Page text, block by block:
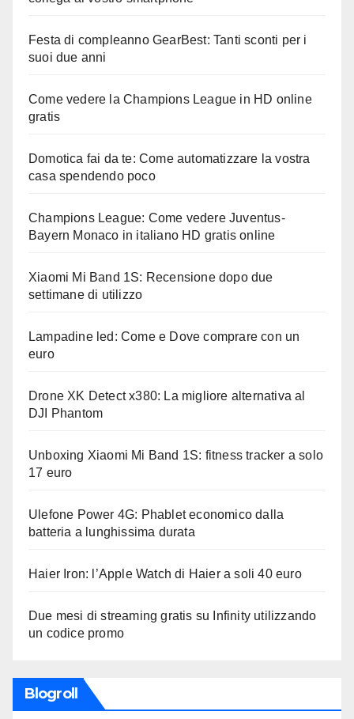
Festa di compleanno GearBest: Tanti sconti per i
suoi due anni
Come vedere la Champions League in HD online
gratis
Domotica fai da te: Come automatizzare la vostra
casa spendendo poco
Champions League: Come vedere Juventus-
Bayern Monaco in italiano HD gratis online
Xiaomi Mi Band 1S: Recensione dopo due
settimane di utilizzo
Lampadine led: Come e Dove comprare con un
euro
Drone XK Detect x380: La migliore alternativa al
DJI Phantom
Unboxing Xiaomi Mi Band 1S: fitness tracker a solo
17 euro
Ulefone Power 4G: Phablet economico dalla
batteria a lunghissima durata
Haier Iron: l’Apple Watch di Haier a soli 40 euro
Due mesi di streaming gratis su Infinity utilizzando
un codice promo
Blogroll